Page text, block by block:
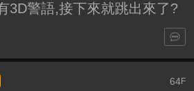
3D警語,接下來就跳出來了?
64F